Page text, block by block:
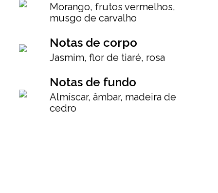
Morango, frutos vermelhos,
musgo de carvalho
Notas de corpo
Jasmim, flor de tiaré, rosa
Notas de fundo
Almíscar, âmbar, madeira de
cedro